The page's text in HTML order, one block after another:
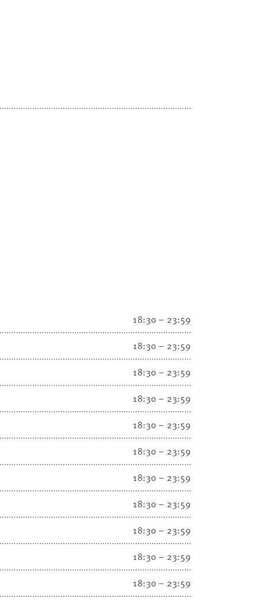
18:30 – 23:59
18:30 – 23:59
18:30 – 23:59
18:30 – 23:59
18:30 – 23:59
18:30 – 23:59
18:30 – 23:59
18:30 – 23:59
18:30 – 23:59
18:30 – 23:59
18:30 – 23:59